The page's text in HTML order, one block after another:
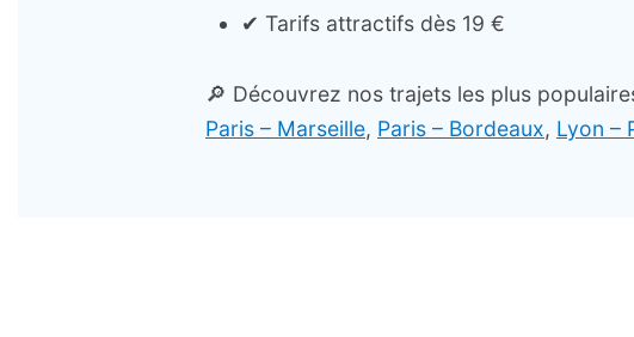
✔ Tarifs attractifs dès 19 €
🔎 Découvrez nos trajets les plus
Paris – Marseille, Paris – Bordeaux, Lyon –